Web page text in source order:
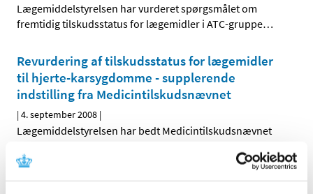
Lægemiddelstyrelsen har vurderet spørgsmålet om
fremtidig tilskudsstatus for lægemidler i ATC-gruppe…
Revurdering af tilskudsstatus for lægemidler
til hjerte-karsygdomme - supplerende
indstilling fra Medicintilskudsnævnet
|4. september 2008 |
Lægemiddelstyrelsen har bedt Medicintilskudsnævnet
Høringssvar på Medicintilskudsnævnets